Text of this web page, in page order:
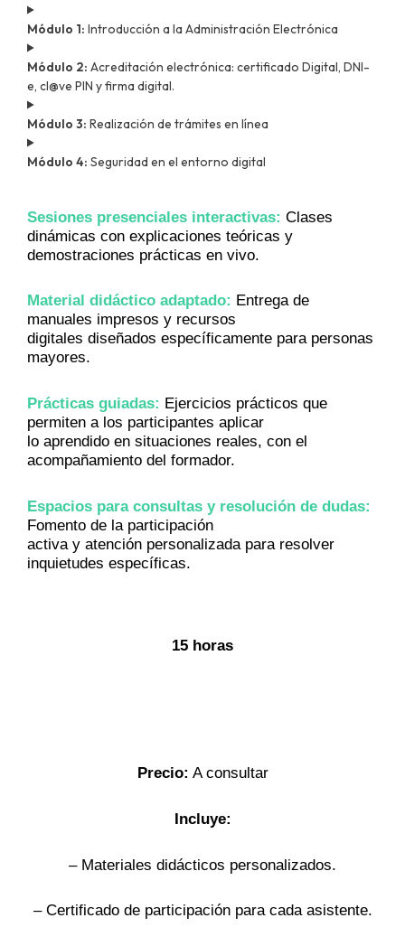
Módulo 1: Introducción a la Administración Electrónica
Módulo 2: Acreditación electrónica: certificado Digital, DNI-
e, cl@ve PIN y firma digital.
Módulo 3: Realización de trámites en línea
Módulo 4: Seguridad en el entorno digital
Sesiones presenciales interactivas: Clases
dinámicas con explicaciones teóricas y
demostraciones prácticas en vivo.
Material didáctico adaptado: Entrega de
manuales impresos y recursos
digitales diseñados específicamente para personas
mayores.
Prácticas guiadas: Ejercicios prácticos que
permiten a los participantes aplicar
lo aprendido en situaciones reales, con el
acompañamiento del formador.
Espacios para consultas y resolución de dudas:
Fomento de la participación
activa y atención personalizada para resolver
inquietudes específicas.
15 horas
Precio: A consultar
Incluye:
– Materiales didácticos personalizados.
– Certificado de participación para cada asistente.